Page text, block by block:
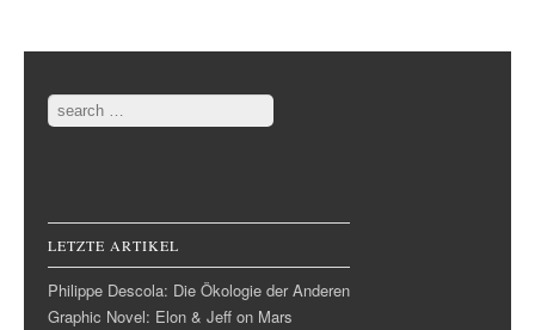
Post navigation
Search
LETZTE ARTIKEL
Philippe Descola: Die Ökologie der Anderen
Graphic Novel: Elon & Jeff on Mars